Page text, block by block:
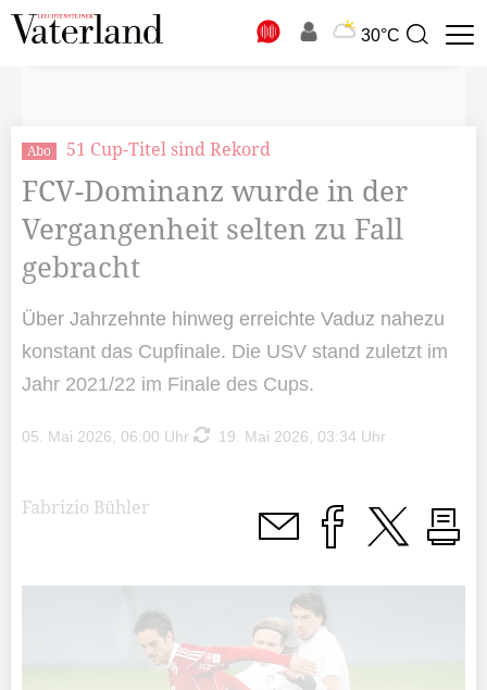
30°C
Suchbegriff
Abo 51 Cup-Titel sind Rekord
FCV-Dominanz wurde in der
Vergangenheit selten zu Fall
gebracht
Über Jahrzehnte hinweg erreichte Vaduz nahezu
konstant das Cupfinale. Die USV stand zuletzt im
Jahr 2021/22 im Finale des Cups.
05. Mai 2026, 06:00 Uhr 19. Mai 2026, 03:34 Uhr
Fabrizio Bühler